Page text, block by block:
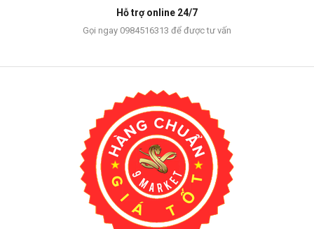
Hỗ trợ online 24/7
Gọi ngay 0984516313 để được tư vấn